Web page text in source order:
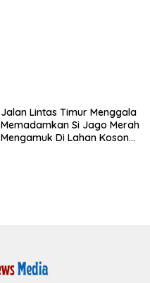
Jalan Lintas Timur Menggala
Memadamkan Si Jago Merah
Mengamuk Di Lahan Kosong,